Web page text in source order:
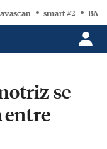
smart #2
se
entre